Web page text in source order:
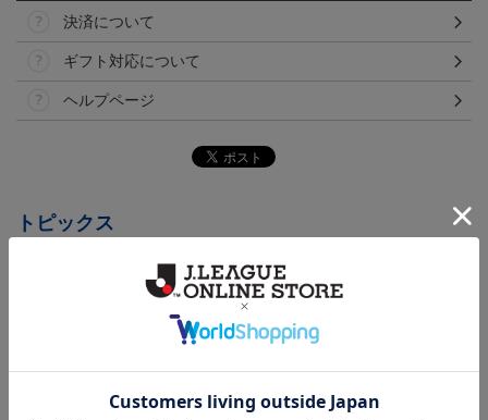
決済について
ギフト対応について
ヘルプページ
トピックス
送料無料の併せ買いにオススメ！どの選手が当たる
かお楽しみのシークレットグッズ！
日常にもF・マリノスを！普段使いにオススメのアイ